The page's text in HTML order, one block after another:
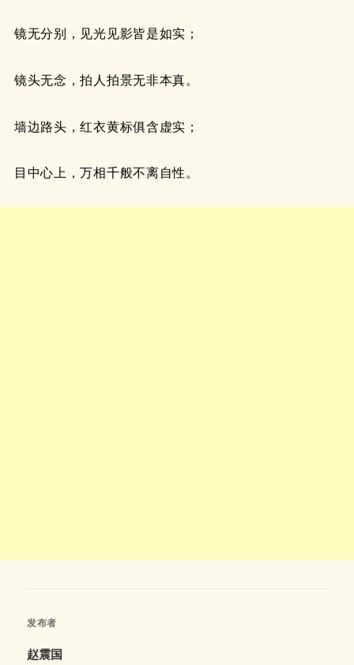
镜无分别，见光见影皆是如实；
镜头无念，拍人拍景无非本真。
墙边路头，红衣黄标俱含虚实；
目中心上，万相千般不离自性。
发布者
赵震国